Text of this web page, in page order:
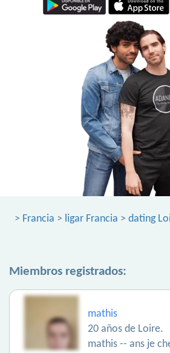
> Francia > ligar Francia > dating
Miembros registrados:
mathis
20 años de Loire.
mathis -- ans je